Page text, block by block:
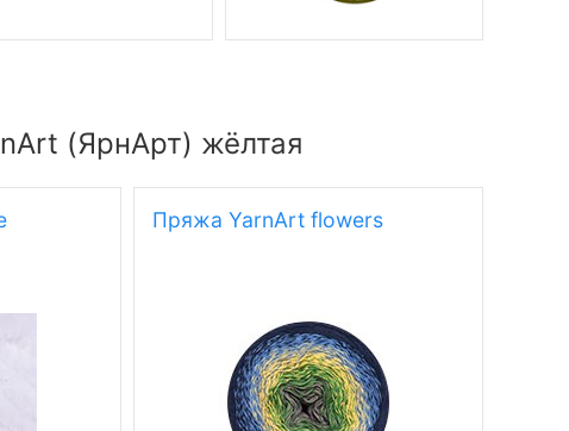
(ЯрнАрт) жёлтая
Пряжа YarnArt flowers